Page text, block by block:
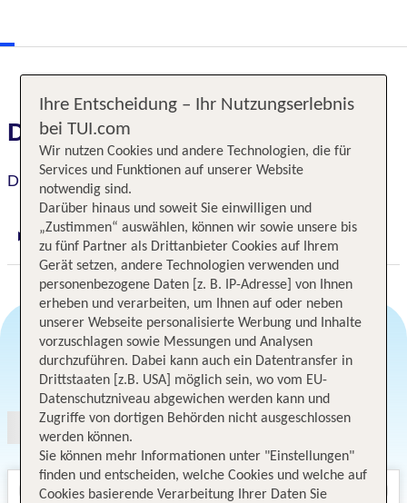
Das erwartet Sie
Disneys Art of Animation
Digitaler und telefonischer 24/7 TUI Service
Angebotsauswahl
Ihre Entscheidung – Ihr Nutzungserlebnis
bei TUI.com
Wir nutzen Cookies und andere Technologien, die für
Services und Funktionen auf unserer Website
notwendig sind.
Darüber hinaus und soweit Sie einwilligen und
„Zustimmen“ auswählen, können wir sowie unsere bis
zu fünf Partner als Drittanbieter Cookies auf Ihrem
Gerät setzen, andere Technologien verwenden und
personenbezogene Daten [z. B. IP-Adresse] von Ihnen
erheben und verarbeiten, um Ihnen auf oder neben
unserer Webseite personalisierte Werbung und Inhalte
vorzuschlagen sowie Messungen und Analysen
durchzuführen. Dabei kann auch ein Datentransfer in
Drittstaaten [z.B. USA] möglich sein, wo vom EU-
Datenschutzniveau abgewichen werden kann und
Zugriffe von dortigen Behörden nicht ausgeschlossen
werden können.
Sie können mehr Informationen unter "Einstellungen"
finden und entscheiden, welche Cookies und welche auf
Cookies basierende Verarbeitung Ihrer Daten Sie